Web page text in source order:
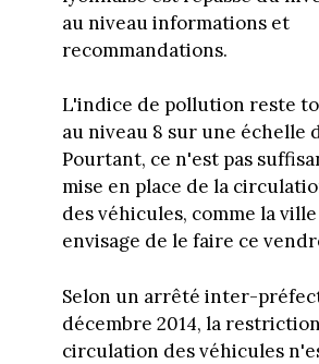
au niveau informations et
recommandations.
L'indice de pollution reste
au niveau 8 sur une échelle
Pourtant, ce n'est pas
mise en place de la
des véhicules, comme la
envisage de le faire ce
Selon un arrêté inter-
décembre 2014, la
circulation des véhicules